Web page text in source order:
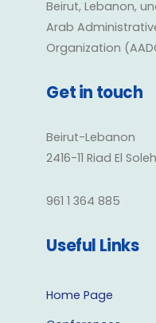
Beirut, Lebanon,
Arab
Organization
Get in touch
Beirut-Lebanon
2416-11 Riad El Soleh
961 1 364 885
Useful Links
Home Page